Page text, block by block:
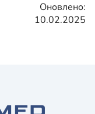
Оновлено:
10.02.2025